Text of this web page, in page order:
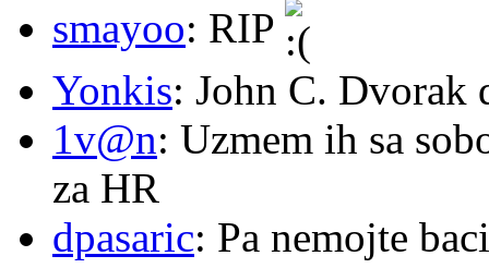
smayoo: RIP
Yonkis: John C. Dvorak
1v@n: Uzmem ih sa
za HR
dpasaric: Pa nemojte